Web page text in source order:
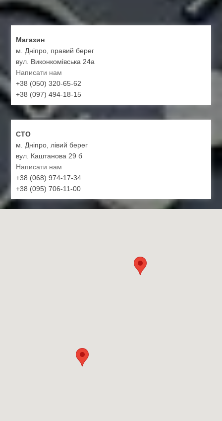
Магазин
м. Дніпро, правий берег
вул. Виконкомівська 24а
Написати нам
+38 (050) 320-65-62
+38 (097) 494-18-15
СТО
м. Дніпро, лівий берег
вул. Каштанова 29 б
Написати нам
+38 (068) 974-17-34
+38 (095) 706-11-00